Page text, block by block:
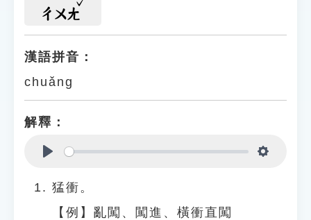
ㄔㄨㄤ
漢語拼音：
chuǎng
解釋：
猛衝。
【例】亂闖、闖進、橫衝直闖